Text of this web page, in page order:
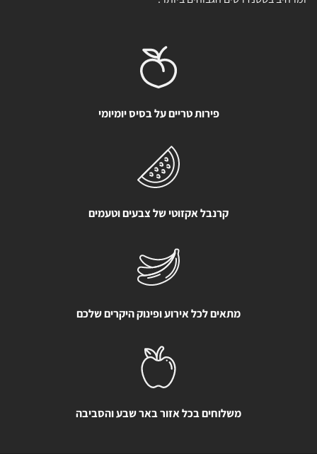
פירות טריים על בסיס יומיומי
קרנבל אקזוטי של צבעים וטעמים
מתאים לכל אירוע ופינוק היקרים שלכם
משלוחים בכל אזור באר שבע והסביבה